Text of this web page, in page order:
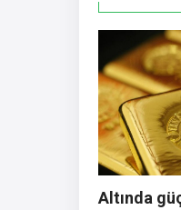
Altında